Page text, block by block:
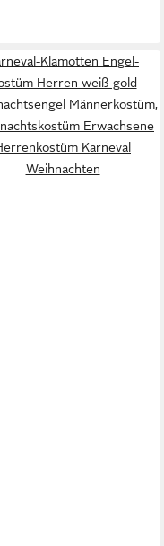
Klamotten Engel-
Herren weiß gold
Männerkostüm,
Erwachsene
Karneval
Weihnachten